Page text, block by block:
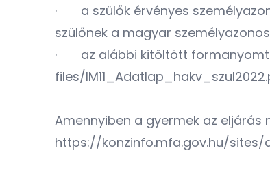
· a szülők érvényes
szülőnek a magyar
· az alábbi kitöltött
files/
Amennyiben a gyermek az
https://konzinfo.mfa.gov.hu/sites/